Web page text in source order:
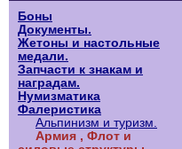
Боны
Документы.
Жетоны и настольные
медали.
Запчасти к знакам и
наградам.
Нумизматика
Фалеристика
Альпинизм и туризм.
Армия , Флот и